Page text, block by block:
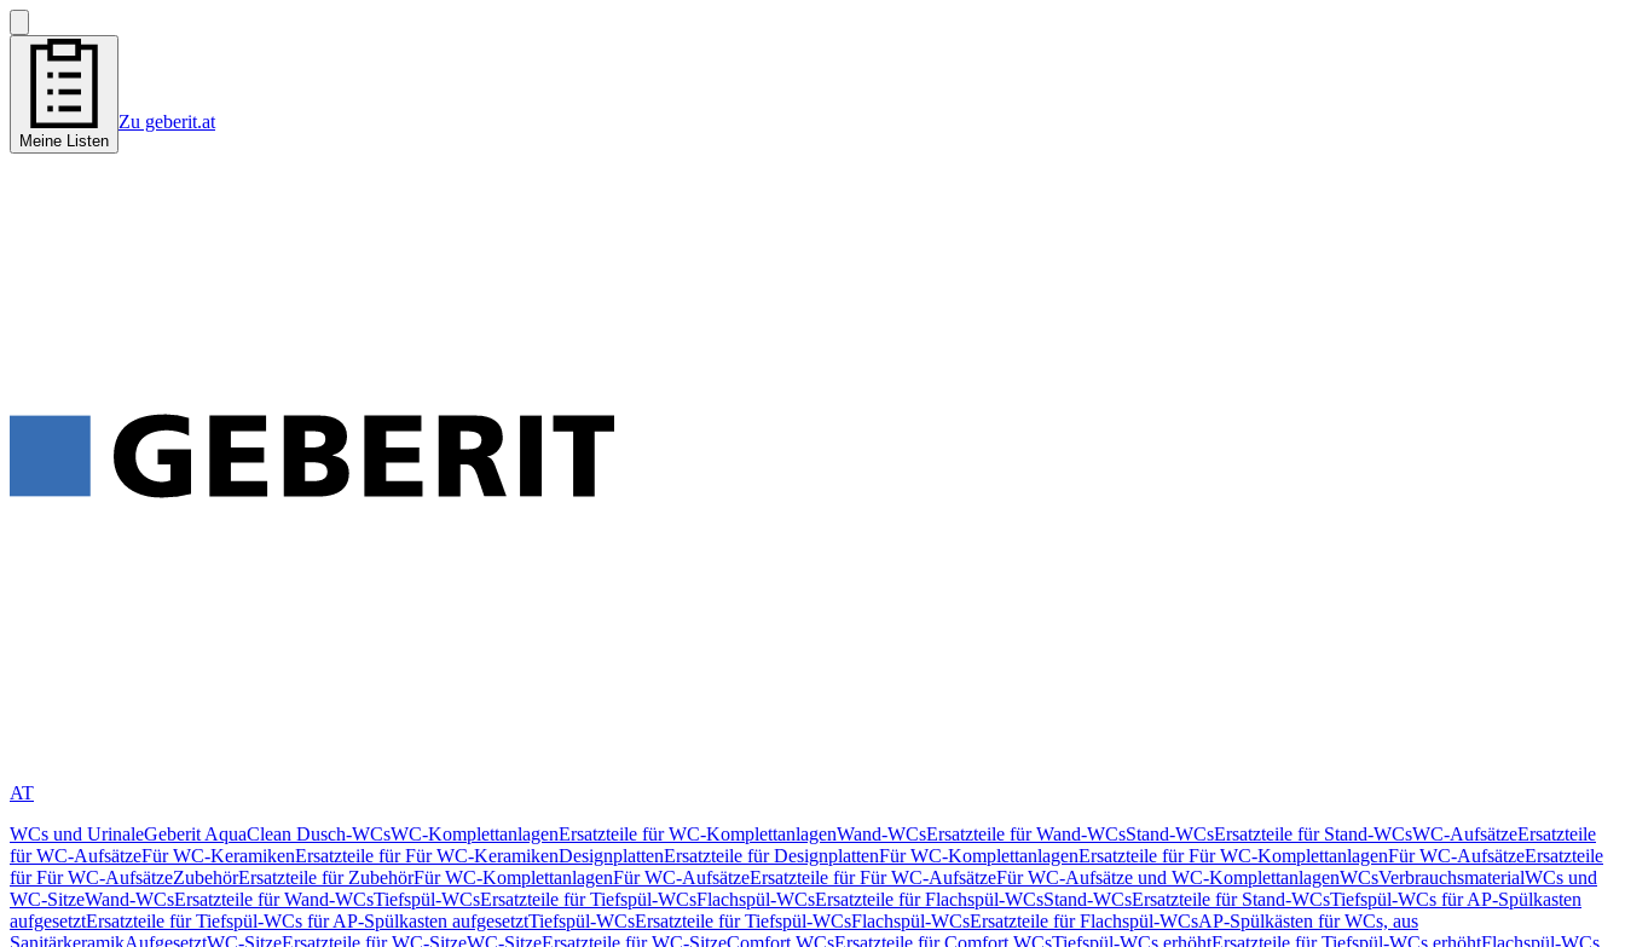
Meine Listen
Zu geberit.at
AT
WCs und UrinaleGeberit AquaClean Dusch-WCsWC-KomplettanlagenErsatzteile für WC-KomplettanlagenWand-WCsErsatzteile für Wand-WCsStand-WCsErsatzteile für Stand-WCsWC-AufsätzeErsatzteile
für WC-AufsätzeFür WC-KeramikenErsatzteile für Für WC-KeramikenDesignplattenErsatzteile für DesignplattenFür WC-KomplettanlagenErsatzteile für Für WC-KomplettanlagenFür WC-AufsätzeErsatzteile
für Für WC-AufsätzeZubehörErsatzteile für ZubehörFür WC-KomplettanlagenFür WC-AufsätzeErsatzteile für Für WC-AufsätzeFür WC-Aufsätze und WC-KomplettanlagenWCsVerbrauchsmaterialWCs und
WC-SitzeWand-WCsErsatzteile für Wand-WCsTiefspül-WCsErsatzteile für Tiefspül-WCsFlachspül-WCsErsatzteile für Flachspül-WCsStand-WCsErsatzteile für Stand-WCsTiefspül-WCs für AP-Spülkasten
aufgesetztErsatzteile für Tiefspül-WCs für AP-Spülkasten aufgesetztTiefspül-WCsErsatzteile für Tiefspül-WCsFlachspül-WCsErsatzteile für Flachspül-WCsAP-Spülkästen für WCs, aus
SanitärkeramikAufgesetztWC-SitzeErsatzteile für WC-SitzeWC-SitzeErsatzteile für WC-SitzeComfort WCsErsatzteile für Comfort WCsTiefspül-WCs erhöhtErsatzteile für Tiefspül-WCs erhöhtFlachspül-WCs